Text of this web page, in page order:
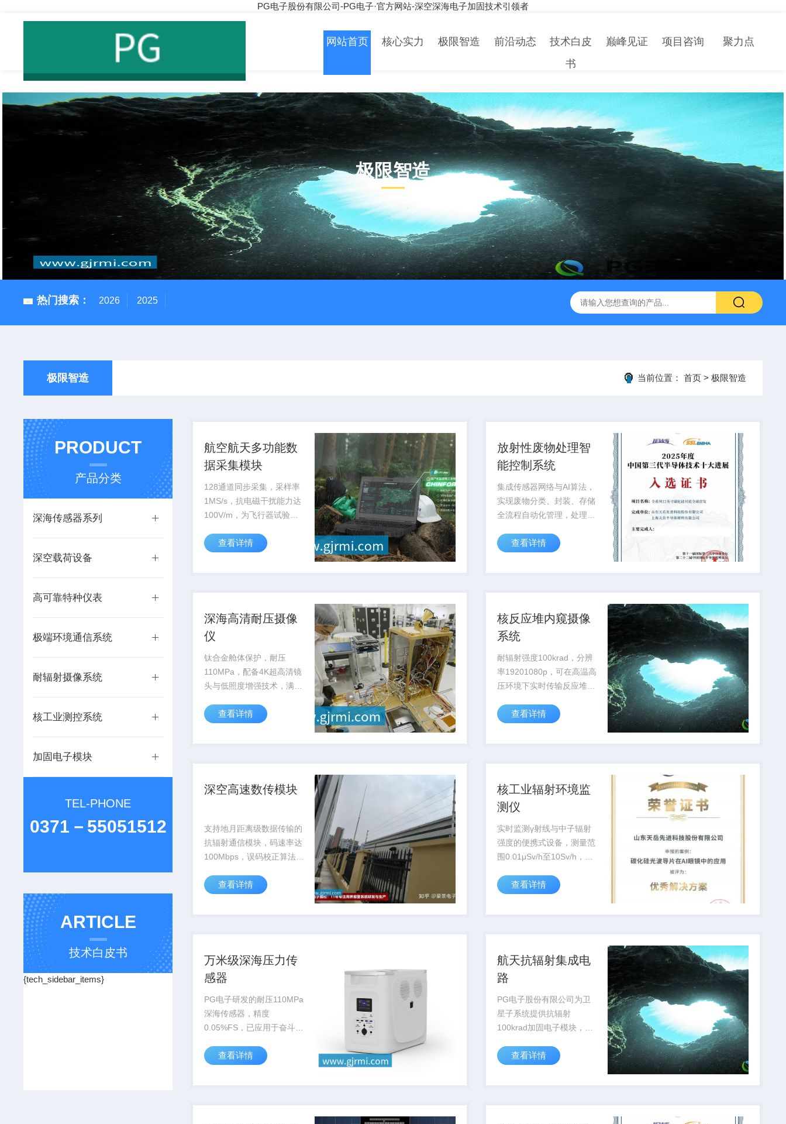
PG电子股份有限公司-PG电子·官方网站-深空深海电子加固技术引领者
网站首页 核心实力 极限智造 前沿动态
技术白皮
书
巅峰见证 项目咨询 聚力点
极限智造
PRODUCT
热门搜索： 2026 2025
极限智造 当前位置： 首页> 极限智造
PRODUCT
产品分类
深海传感器系列
深空载荷设备
高可靠特种仪表
极端环境通信系统
耐辐射摄像系统
核工业测控系统
加固电子模块
TEL-PHONE
0371－55051512
ARTICLE
技术白皮书
{tech_sidebar_items}
航空航天多功能数
据采集模块
128通道同步采集，采样率
1MS/s，抗电磁干扰能力达
100V/m，为飞行器试验提
查看详情
放射性废物处理智
能控制系统
集成传感器网络与AI算法，
实现废物分类、封装、存储
全流程自动化管理，处理效
暴露风险。
查看详情
深海高清耐压摄像
仪
钛合金舱体保护，耐压
110MPa，配备4K超高清镜
头与低照度增强技术，满足
视化需求。
查看详情
核反应堆内窥摄像
系统
耐辐射强度100krad，分辨
率19201080p，可在高温高
压环境下实时传输反应堆内
测与维护。
查看详情
深空高速数传模块
支持地月距离级数据传输的
抗辐射通信模块，码速率达
100Mbps，误码校正算法提
探测提供关键通信...
查看详情
核工业辐射环境监
测仪
实时监测γ射线与中子辐射
强度的便携式设备，测量范
围0.01μSv/h至10Sv/h，通
用于核电站...
查看详情
万米级深海压力传
感器
PG电子研发的耐压110MPa
深海传感器，精度
0.05%FS，已应用于奋斗者
科考项目
查看详情
航天抗辐射集成电
路
PG电子股份有限公司为卫
星子系统提供抗辐射
100krad加固电子模块，在
可靠性达到航天级标准
查看详情